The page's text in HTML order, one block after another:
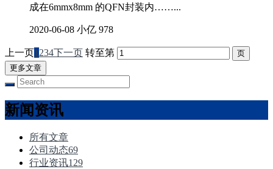
成在6mmx8mm 的QFN封装内……...
2020-06-08 小亿 978
上一页1 234下一页 转至第
更多文章
新闻资讯
所有文章
公司动态69
行业资讯129